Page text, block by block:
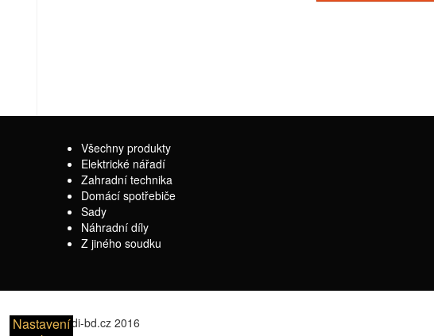
Nastavení
Všechny produkty
Elektrické nářadí
Zahradní technika
Domácí spotřebiče
Sady
Náhradní díly
Z jiného soudku
© naradi-bd.cz 2016